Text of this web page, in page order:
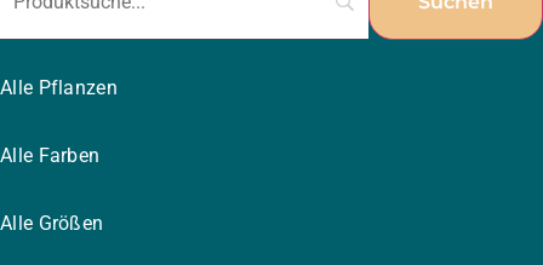
Alle Pflanzen
Alle Farben
Alle Größen